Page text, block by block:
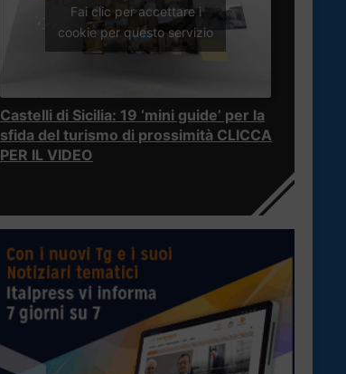
Fai clic per accettare i
cookie per questo servizio
Castelli di Sicilia: 19 ‘mini guide’ per la
sfida del turismo di prossimità CLICCA
PER IL VIDEO